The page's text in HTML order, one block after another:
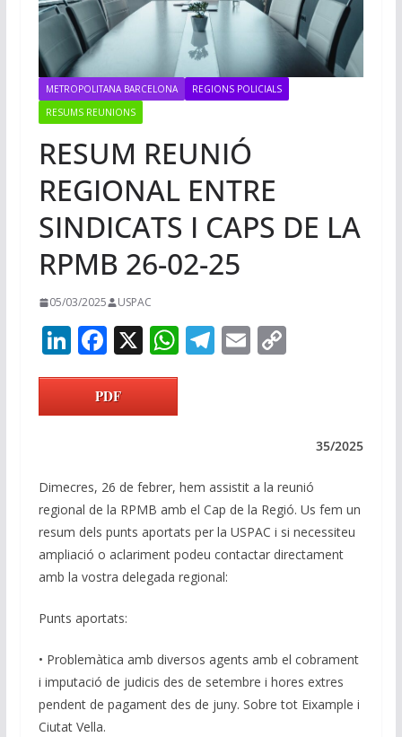
METROPOLITANA BARCELONA
REGIONS POLICIALS
RESUMS REUNIONS
RESUM REUNIÓ
REGIONAL ENTRE
SINDICATS I CAPS DE LA
RPMB 26-02-25
05/03/2025 USPAC
Li
n
k
e
n
F
ac
e
b
o
k
X W
p
p
T
m
E C
n
k
PDF
35/2025
Dimecres, 26 de febrer, hem assistit a la reunió
regional de la RPMB amb el Cap de la Regió. Us fem un
resum dels punts aportats per la USPAC i si necessiteu
ampliació o aclariment podeu contactar directament
amb la vostra delegada regional:
Punts aportats:
• Problemàtica amb diversos agents amb el cobrament
i imputació de judicis des de setembre i hores extres
pendent de pagament des de juny. Sobre tot Eixample i
Ciutat Vella.